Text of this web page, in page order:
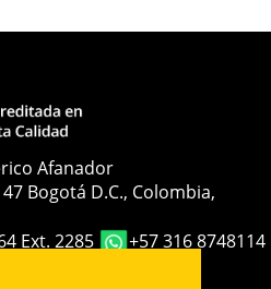
Afanador
Bogotá D.C., Colombia,
Ext. 2285
+57 316 8748114